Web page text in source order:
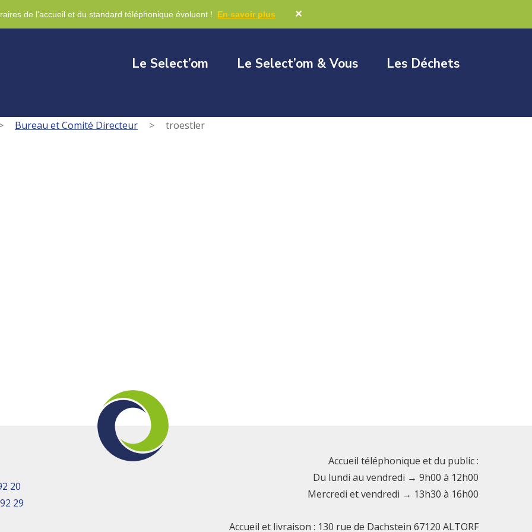
de l'accueil et du standard téléphonique évoluent ! En savoir plus ✕
Le Select’om Le Select’om & Vous Les Déchets
Bureau et Comité Directeur > troestler
20
29
Accueil téléphonique et du public :
Du lundi au vendredi → 9h00 à 12h00
Mercredi et vendredi → 13h30 à 16h00
Accueil et livraison : 130 rue de Dachstein 67120 ALTORF